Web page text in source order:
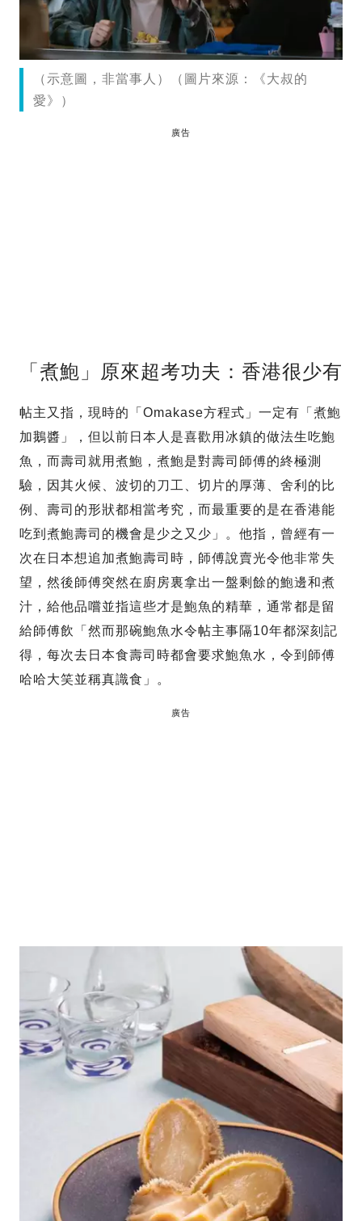
（示意圖，非當事人）（圖片來源：《大叔的
愛》）
廣告
「煮鮑」原來超考功夫：香港很少有
帖主又指，現時的「Omakase方程式」一定有「煮鮑
加鵝醬」，但以前日本人是喜歡用冰鎮的做法生吃鮑
魚，而壽司就用煮鮑，煮鮑是對壽司師傅的終極測
驗，因其火候、波切的刀工、切片的厚薄、舍利的比
例、壽司的形狀都相當考究，而最重要的是在香港能
吃到煮鮑壽司的機會是少之又少」。他指，曾經有一
次在日本想追加煮鮑壽司時，師傅說賣光令他非常失
望，然後師傅突然在廚房裏拿出一盤剩餘的鮑邊和煮
汁，給他品嚐並指這些才是鮑魚的精華，通常都是留
給師傅飲「然而那碗鮑魚水令帖主事隔10年都深刻記
得，每次去日本食壽司時都會要求鮑魚水，令到師傅
哈哈大笑並稱真識食」。
廣告